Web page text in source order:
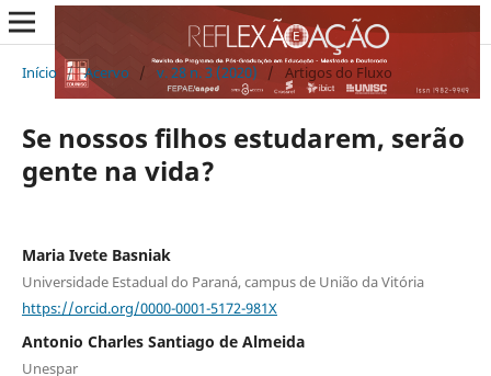
Início / Acervo / v. 28 n. 3 (2020) / Artigos do Fluxo
Se nossos filhos estudarem, serão
gente na vida?
Maria Ivete Basniak
Universidade Estadual do Paraná, campus de União da Vitória
https://orcid.org/0000-0001-5172-981X
Antonio Charles Santiago de Almeida
Unespar